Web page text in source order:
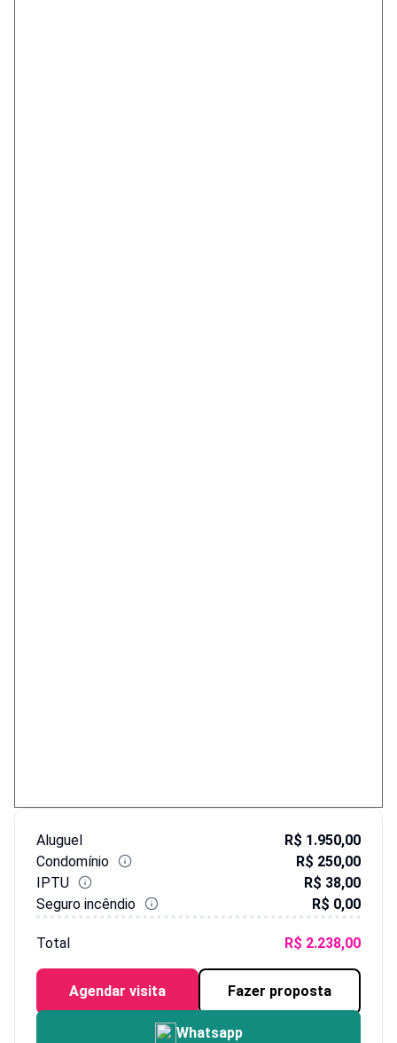
Aluguel
R$ 1.950,00
Condomínio
R$ 250,00
IPTU
R$ 38,00
Seguro incêndio
R$ 0,00
Total R$ 2.238,00
Agendar visita Fazer proposta
Whatsapp